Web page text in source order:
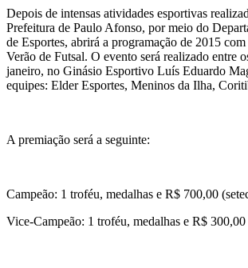
Depois de intensas atividades esportivas
Prefeitura de Paulo Afonso, por meio do
de Esportes, abrirá a programação de 2015
Verão de Futsal. O evento será realizado entre
janeiro, no Ginásio Esportivo Luís Eduardo
equipes: Elder Esportes, Meninos da Ilha,
A premiação será a seguinte:
Campeão: 1 troféu, medalhas e R$ 700,00
Vice-Campeão: 1 troféu, medalhas e R$ 300,00